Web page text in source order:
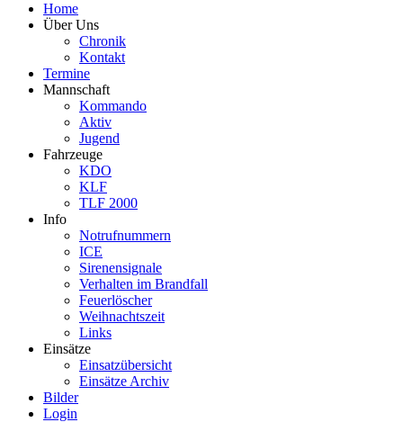
Home
Über Uns
Chronik
Kontakt
Termine
Mannschaft
Kommando
Aktiv
Jugend
Fahrzeuge
KDO
KLF
TLF 2000
Info
Notrufnummern
ICE
Sirenensignale
Verhalten im Brandfall
Feuerlöscher
Weihnachtszeit
Links
Einsätze
Einsatzübersicht
Einsätze Archiv
Bilder
Login